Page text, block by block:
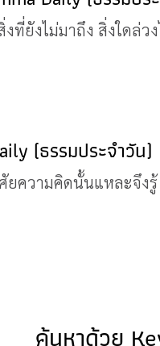
ที่ยังไม่มาถึง สิ่งใดล่
(ธรรมประจำวัน)
ยความคิดนั้นแหละจึงรู้
ค้นหาด้วย